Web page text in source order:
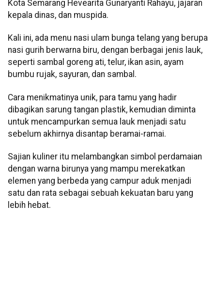
Kota Semarang Hevearita Gunaryanti Rahayu, jajaran
kepala dinas, dan muspida.
Kali ini, ada menu nasi ulam bunga telang yang berupa
nasi gurih berwarna biru, dengan berbagai jenis lauk,
seperti sambal goreng ati, telur, ikan asin, ayam
bumbu rujak, sayuran, dan sambal.
Cara menikmatinya unik, para tamu yang hadir
dibagikan sarung tangan plastik, kemudian diminta
untuk mencampurkan semua lauk menjadi satu
sebelum akhirnya disantap beramai-ramai.
Sajian kuliner itu melambangkan simbol perdamaian
dengan warna birunya yang mampu merekatkan
elemen yang berbeda yang campur aduk menjadi
satu dan rata sebagai sebuah kekuatan baru yang
lebih hebat.